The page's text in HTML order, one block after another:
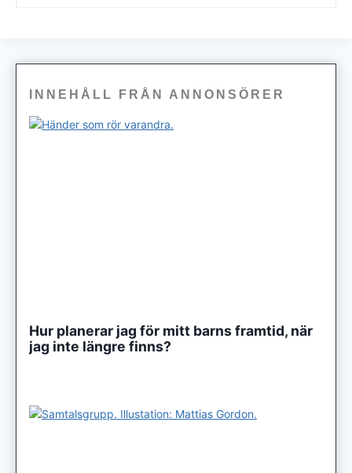
INNEHÅLL FRÅN ANNONSÖRER
Hur planerar jag för mitt barns framtid, när
jag inte längre finns?